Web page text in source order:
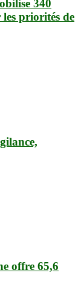
340
priorités de
offre 65,6